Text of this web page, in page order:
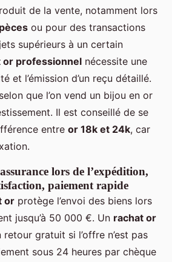
de la vente, notamment lors
ou pour des transactions
supérieurs à un certain
or professionnel nécessite une
et l’émission d’un reçu détaillé.
que l’on vend un bijou en or
Il est conseillé de se
entre or 18k et 24k, car
lors de l’expédition,
paiement rapide
or protège l’envoi des biens lors
jusqu’à 50 000 €. Un rachat or
gratuit si l’offre n’est pas
sous 24 heures par chèque